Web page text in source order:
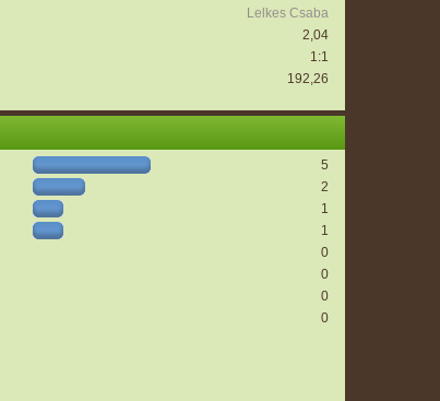
Lelkes Csaba
2,04
1:1
192,26
5
2
1
1
0
0
0
0